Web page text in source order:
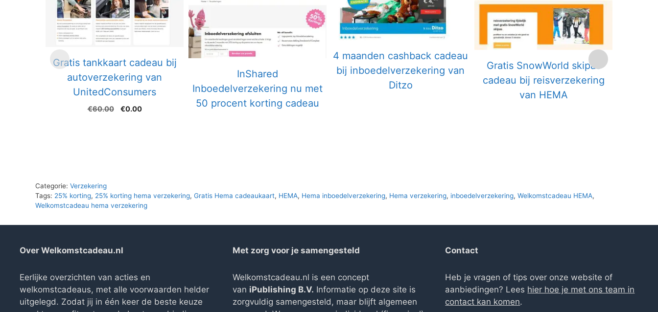
Gratis tankkaart cadeau bij
autoverzekering van
UnitedConsumers
€60.00
Oorspronkelijke
€0.00Huidige
InShared
Inboedelverzekering nu met
50 procent korting cadeau
4 maanden cashback cadeau
bij inboedelverzekering van
Ditzo
Gratis SnowWorld skipas
cadeau bij reisverzekering
van HEMA
Categorie: Verzekering
Tags: 25% korting, 25% korting hema verzekering, Gratis Hema cadeaukaart, HEMA, Hema inboedelverzekering, Hema verzekering, inboedelverzekering, Welkomstcadeau HEMA,
Welkomstcadeau hema verzekering
Over Welkomstcadeau.nl
Eerlijke overzichten van acties en
welkomstcadeaus, met alle voorwaarden helder
uitgelegd. Zodat jij in één keer de beste keuze
Met zorg voor je samengesteld
Welkomstcadeau.nl is een concept
van iPublishing B.V. Informatie op deze site is
zorgvuldig samengesteld, maar blijft algemeen
Contact
Heb je vragen of tips over onze website of
aanbiedingen? Lees hier hoe je met ons team in
contact kan komen.